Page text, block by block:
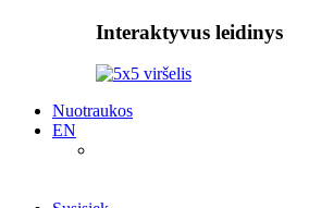
Interaktyvus leidinys
Nuotraukos
EN